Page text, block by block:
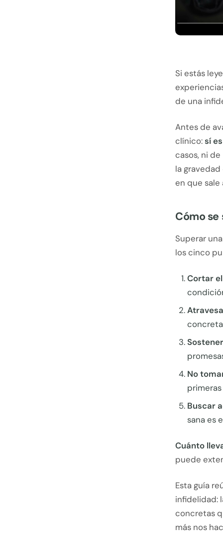
Si estás
de una
Antes de
clínico:sí
casos, ni
la
en que sale
Cómo
Superar
los cinco
Cortar
No
Buscar
sana es
Cuánto
puede
Esta guía
infidelidad:
concretas
más nos